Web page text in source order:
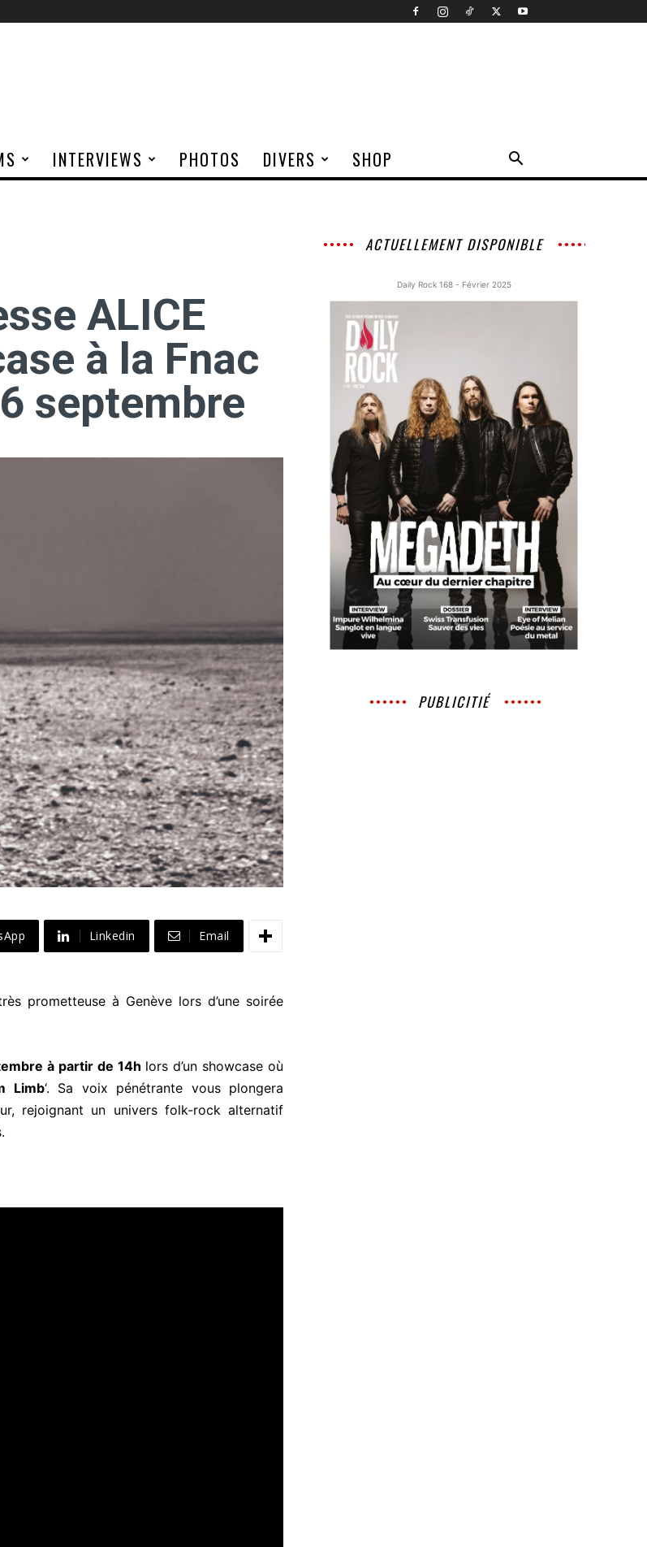
INTERVIEWS PHOTOS DIVERS SHOP
ALICE
à la Fnac
septembre
Linkedin Email
prometteuse à Genève lors d’une soirée
à partir de 14h lors d’un showcase où
Limb‘. Sa voix pénétrante vous plongera
rejoignant un univers folk-rock alternatif
ACTUELLEMENT DISPONIBLE
Daily Rock 168 - Février 2025
PUBLICITIÉ